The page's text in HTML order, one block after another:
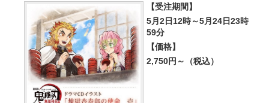
【受注期間】
5月2日12時～5月24日23時
59分
【価格】
2,750円～（税込）